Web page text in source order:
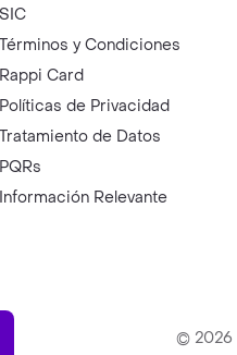
SIC
Términos y Condiciones
Rappi Card
Políticas de Privacidad
Tratamiento de Datos
PQRs
Información Relevante
© 2026